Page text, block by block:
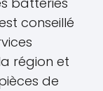
conseillé
région et
de